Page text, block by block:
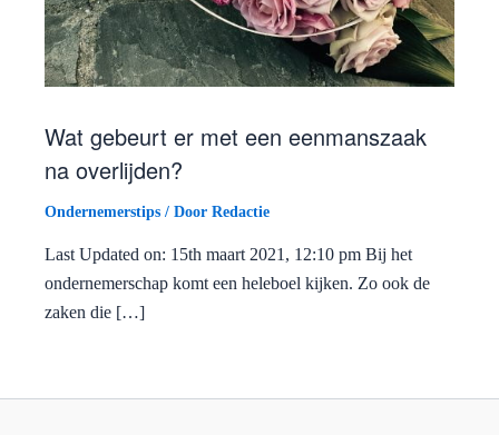
Wat gebeurt er met een eenmanszaak
na overlijden?
Ondernemerstips / Door Redactie
Last Updated on: 15th maart 2021, 12:10 pm Bij het
ondernemerschap komt een heleboel kijken. Zo ook de
zaken die […]